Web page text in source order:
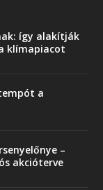
így alakítják
klímapiacot
a
–
akcióterve